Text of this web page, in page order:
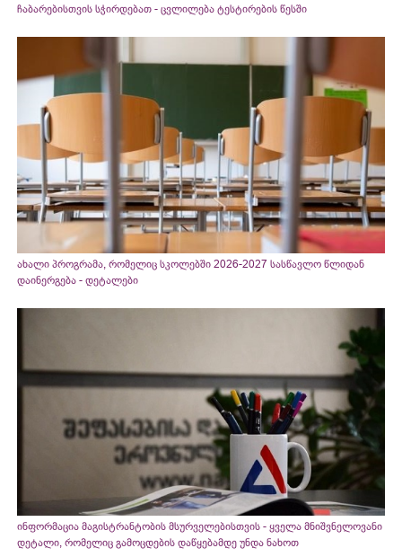
ჩაბარებისთვის სჭირდებათ - ცვლილება ტესტირების წესში
ახალი პროგრამა, რომელიც სკოლებში 2026-2027 სასწავლო წლიდან
დაინერგება - დეტალები
ინფორმაცია მაგისტრანტობის მსურველებისთვის - ყველა მნიშვნელოვანი
დეტალი, რომელიც გამოცდების დაწყებამდე უნდა ნახოთ